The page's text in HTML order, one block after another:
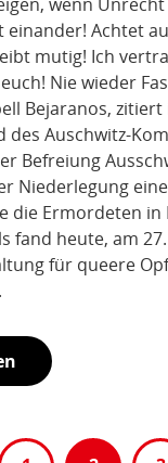
einander! Achtet
mutig! Ich
Nie wieder
Bejaranos,
des Auschwitz-
Befreiung
Niederlegung
die Ermordeten
fand heute, am
für queere